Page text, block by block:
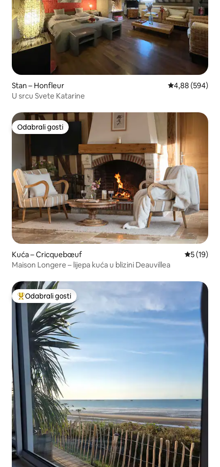
Stan – Honfleur Prosječna
4,88 (594)
U srcu Svete Katarine
Odabrali gosti
Odabrali gosti
Kuća – Cricquebœuf Prosječna
5 (19)
Maison Longere – lijepa kuća u blizini Deauvillea
Među najviše rangiranima s oznakom „Odabrali gosti”
Odabrali gosti